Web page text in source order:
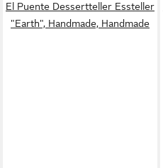
El Puente Dessertteller Essteller
"Earth", Handmade, Handmade